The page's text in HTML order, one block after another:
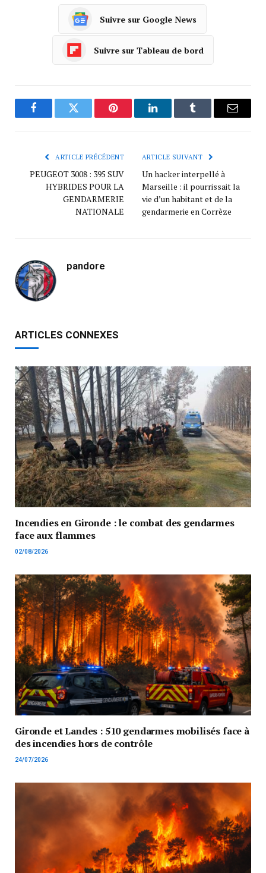
Suivre sur Google News
Suivre sur Tableau de bord
FacebookTwitter Pinterest LinkedInTumblr
ARTICLE PRÉCÉDENT
PEUGEOT 3008 : 395 SUV
HYBRIDES POUR LA
GENDARMERIE
NATIONALE
ARTICLE SUIVANT
Un hacker interpellé à
Marseille : il pourrissait la
vie d’un habitant et de la
gendarmerie en Corrèze
pandore
ARTICLES CONNEXES
Incendies en Gironde : le combat des gendarmes
face aux flammes
02/08/2026
Gironde et Landes : 510 gendarmes mobilisés face à
des incendies hors de contrôle
24/07/2026